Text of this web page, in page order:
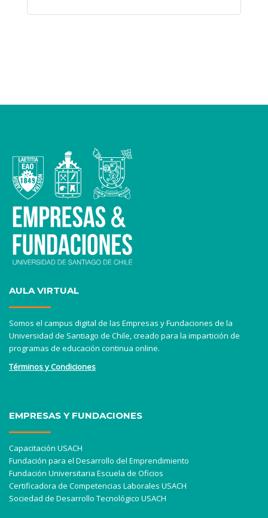
AULA VIRTUAL
Somos el campus digital de las Empresas y Fundaciones de la
Universidad de Santiago de Chile, creado para la impartición de
programas de educación continua online.
Términos y Condiciones
EMPRESAS Y FUNDACIONES
Capacitación USACH
Fundación para el Desarrollo del Emprendimiento
Fundación Universitaria Escuela de Oficios
Certificadora de Competencias Laborales USACH
Sociedad de Desarrollo Tecnológico USACH